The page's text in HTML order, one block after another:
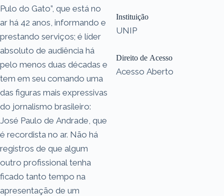
Pulo do Gato”, que está no
ar há 42 anos, informando e
prestando serviços; é líder
absoluto de audiência há
pelo menos duas décadas e
tem em seu comando uma
das figuras mais expressivas
do jornalismo brasileiro:
José Paulo de Andrade, que
é recordista no ar. Não há
registros de que algum
outro profissional tenha
ficado tanto tempo na
apresentação de um
Instituição
UNIP
Direito de Acesso
Acesso Aberto